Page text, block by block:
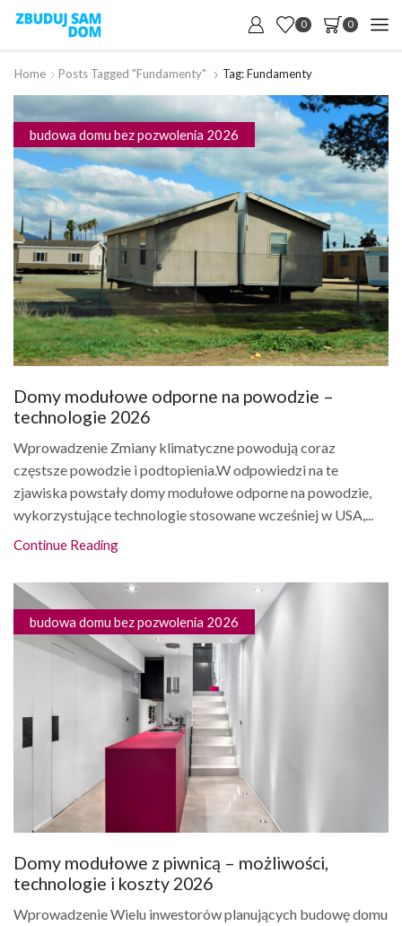
0 0
Home Posts Tagged "fundamenty" Tag: Fundamenty
budowa domu bez pozwolenia 2026
Domy modułowe odporne na powodzie –
technologie 2026
Wprowadzenie Zmiany klimatyczne powodują coraz
częstsze powodzie i podtopienia.W odpowiedzi na te
zjawiska powstały domy modułowe odporne na powodzie,
wykorzystujące technologie stosowane wcześniej w USA,...
Continue Reading
budowa domu bez pozwolenia 2026
Domy modułowe z piwnicą – możliwości,
technologie i koszty 2026
Wprowadzenie Wielu inwestorów planujących budowę domu